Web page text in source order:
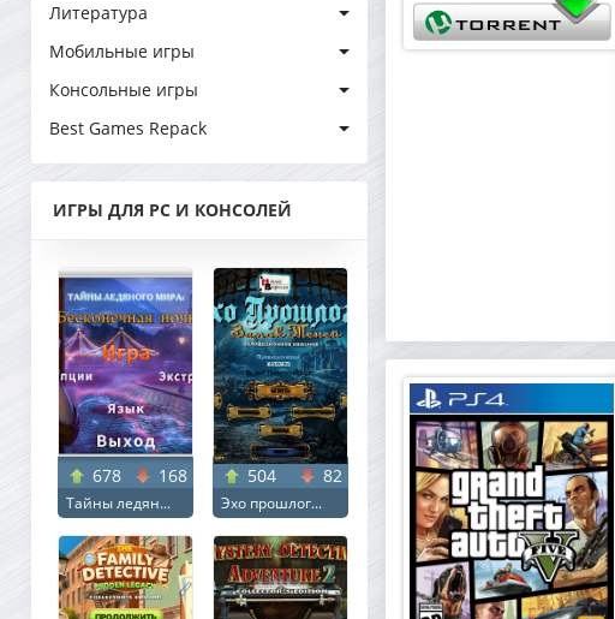
Литература
Мобильные игры
Консольные игры
Best Games Repack
ИГРЫ ДЛЯ PC И КОНСОЛЕЙ
678 168
Тайны ледян...
504 82
Эхо прошлог...